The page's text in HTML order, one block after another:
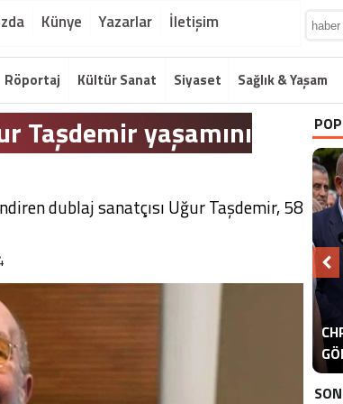
Künye Yazarlar İletişim
Röportaj Kültür Sanat Siyaset Sağlık & Yaşam
Taşdemir yaşamını
dublaj sanatçısı Uğur Taşdemir, 58